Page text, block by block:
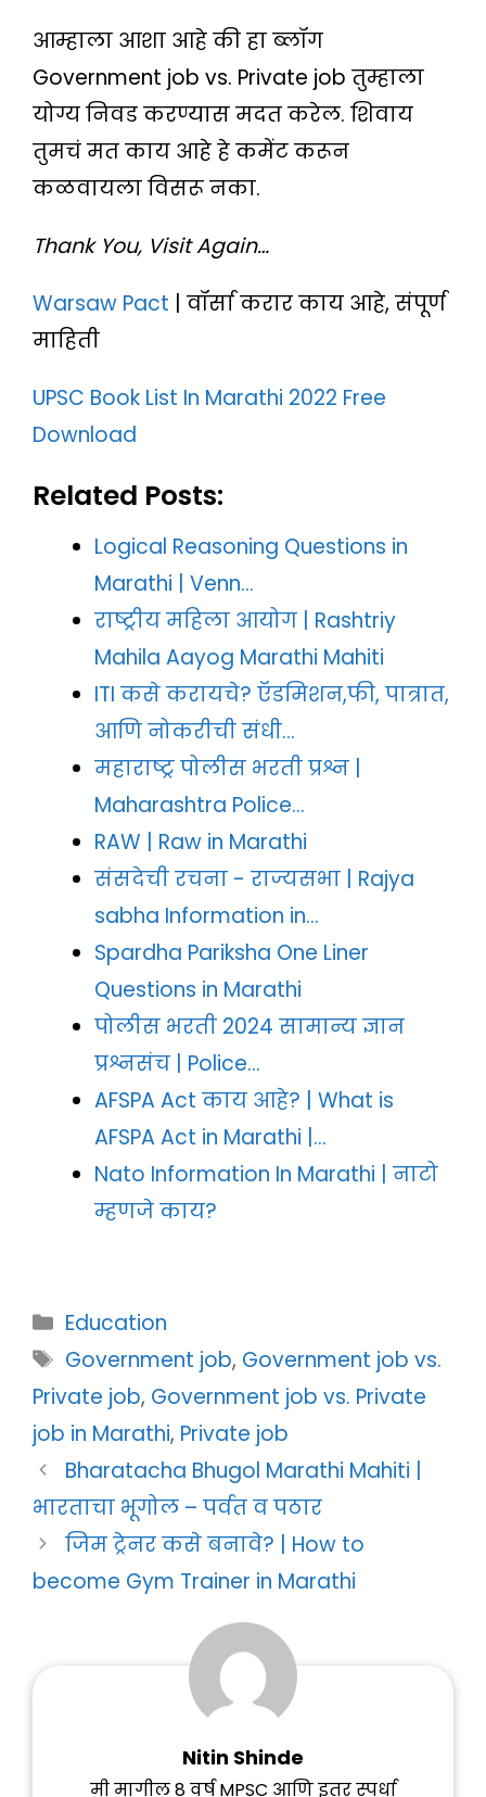
आम्हाला आशा आहे की हा ब्लॉग
Government job vs. Private job तुम्हाला
योग्य निवड करण्यास मदत करेल. शिवाय
तुमचं मत काय आहे हे कमेंट करून
कळवायला विसरू नका.
Thank You, Visit Again…
Warsaw Pact | वॉर्सा करार काय आहे, संपूर्ण
माहिती
UPSC Book List In Marathi 2022 Free
Download
Related Posts:
Logical Reasoning Questions in
Marathi | Venn…
राष्ट्रीय महिला आयोग | Rashtriy
Mahila Aayog Marathi Mahiti
ITI कसे करायचे? ऍडमिशन,फी, पात्रात,
आणि नोकरीची संधी…
महाराष्ट्र पोलीस भरती प्रश्न |
Maharashtra Police…
RAW | Raw in Marathi
संसदेची रचना - राज्यसभा | Rajya
sabha Information in…
Spardha Pariksha One Liner
Questions in Marathi
पोलीस भरती 2024 सामान्य ज्ञान
प्रश्नसंच | Police…
AFSPA Act काय आहे? | What is
AFSPA Act in Marathi |…
Nato Information In Marathi | नाटो
म्हणजे काय?
Categories
Education
Tags
Government job, Government job vs.
Private job, Government job vs. Private
job in Marathi, Private job
Bharatacha Bhugol Marathi Mahiti |
भारताचा भूगोल – पर्वत व पठार
जिम ट्रेनर कसे बनावे? | How to
become Gym Trainer in Marathi
Nitin Shinde
मी मागील 8 वर्ष MPSC आणि इतर स्पर्धा